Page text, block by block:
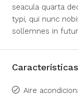
seacula quarta
typi, qui nunc
sollemnes in
Características
Aire